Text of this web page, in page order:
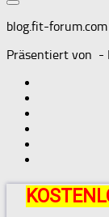
blog.fit-
Präsentiert von -